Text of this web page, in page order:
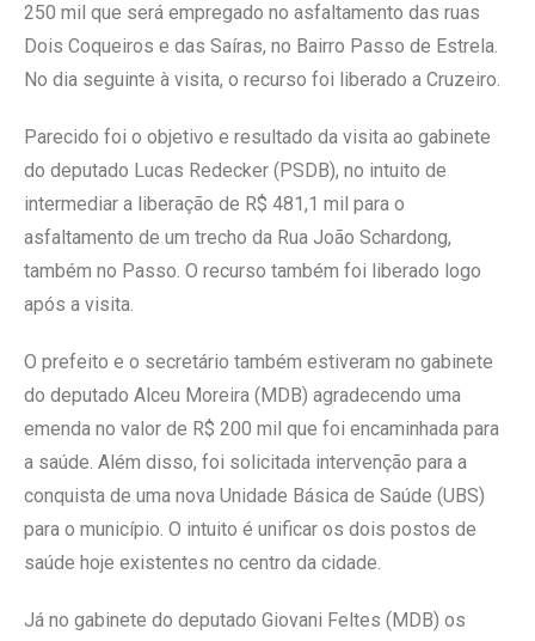
250 mil que será empregado no asfaltamento das ruas
Dois Coqueiros e das Saíras, no Bairro Passo de Estrela.
No dia seguinte à visita, o recurso foi liberado a Cruzeiro.
Parecido foi o objetivo e resultado da visita ao gabinete
do deputado Lucas Redecker (PSDB), no intuito de
intermediar a liberação de R$ 481,1 mil para o
asfaltamento de um trecho da Rua João Schardong,
também no Passo. O recurso também foi liberado logo
após a visita.
O prefeito e o secretário também estiveram no gabinete
do deputado Alceu Moreira (MDB) agradecendo uma
emenda no valor de R$ 200 mil que foi encaminhada para
a saúde. Além disso, foi solicitada intervenção para a
conquista de uma nova Unidade Básica de Saúde (UBS)
para o município. O intuito é unificar os dois postos de
saúde hoje existentes no centro da cidade.
Já no gabinete do deputado Giovani Feltes (MDB) os